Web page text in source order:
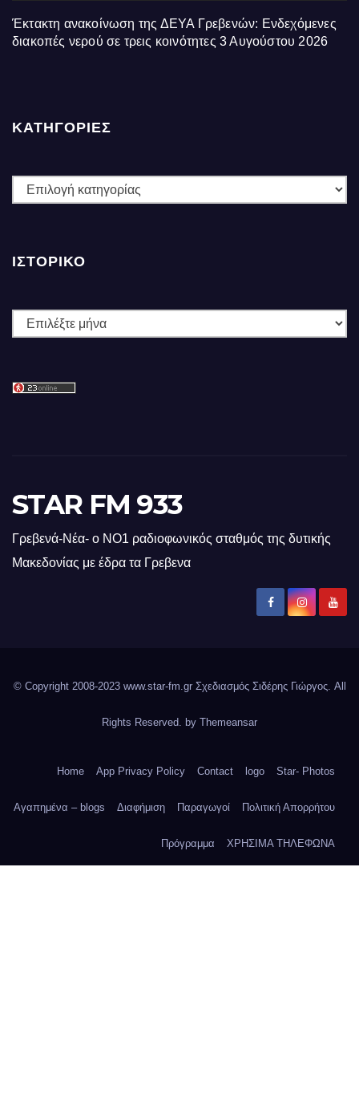
Έκτακτη ανακοίνωση της ΔΕΥΑ Γρεβενών: Ενδεχόμενες
διακοπές νερού σε τρεις κοινότητες 3 Αυγούστου 2026
ΚΑΤΗΓΟΡΙΕΣ
ΚΑΤΗΓΟΡΙΕΣ
ΙΣΤΟΡΙΚΌ
Ιστορικό
STAR FM 933
Γρεβενά-Νέα- ο ΝΟ1 ραδιοφωνικός σταθμός της δυτικής
Μακεδονίας με έδρα τα Γρεβενα
© Copyright 2008-2023 www.star-fm.gr Σχεδιασμός Σιδέρης Γιώργος. All
Rights Reserved. by Themeansar
Home App Privacy Policy Contact logo Star- Photos
Αγαπημένα – blogs Διαφήμιση Παραγωγοί Πολιτική Απορρήτου
Πρόγραμμα ΧΡΗΣΙΜΑ ΤΗΛΕΦΩΝΑ